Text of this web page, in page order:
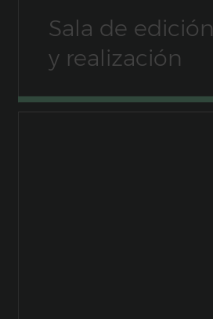
Sala de edición
y realización